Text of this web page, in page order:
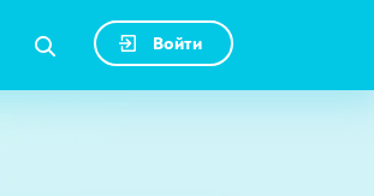
Войти